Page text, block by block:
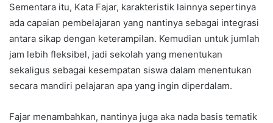
Sementara itu, Kata Fajar, karakteristik lainnya sepertinya
ada capaian pembelajaran yang nantinya sebagai integrasi
antara sikap dengan keterampilan. Kemudian untuk jumlah
jam lebih fleksibel, jadi sekolah yang menentukan
sekaligus sebagai kesempatan siswa dalam menentukan
secara mandiri pelajaran apa yang ingin diperdalam.
Fajar menambahkan, nantinya juga aka nada basis tematik